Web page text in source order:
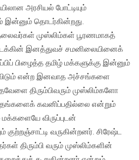
அரசியல் போட்டியும்
இன்னும் தொடர்கின்றது.
முஸ்லிம்கள் பூரணமாகத்
வடக்கின் இனத்துவச் சமனிலையினைக்
பிழைத்த தமிழ் மக்களுக்கு இன்னும்
என்ற இனவாத அச்சங்களை
திரும்பிவரும் முஸ்லிம்களோ
கவனிப்பதில்லை என்றும்
மக்களையே விருப்புடன்
வருகின்றனர். சிரேஷ்ட
திரும்பி வரும் முஸ்லிம்களின்